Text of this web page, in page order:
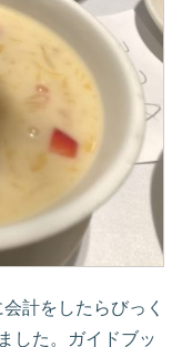
計をしたらびっく
した。ガイドブッ